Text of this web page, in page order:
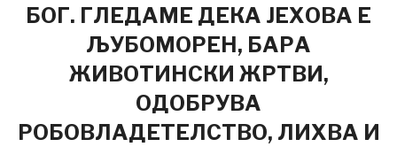
БОГ. ГЛЕДАМЕ ДЕКА ЈЕХОВА Е
ЉУБОМОРЕН, БАРА
ЖИВОТИНСКИ ЖРТВИ,
ОДОБРУВА
РОБОВЛАДЕТЕЛСТВО, ЛИХВА И